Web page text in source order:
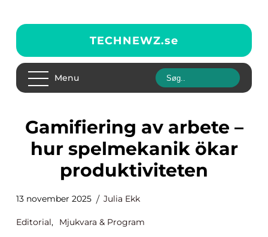
TECHNEWZ.se
Menu
Gamifiering av arbete –
hur spelmekanik ökar
produktiviteten
13 november 2025 Julia Ekk
Editorial, Mjukvara & Program